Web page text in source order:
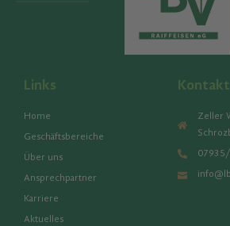
Links
Home
Geschäftsbereiche
Über uns
Ansprechpartner
Karriere
Aktuelles
Kontakt
Zeller